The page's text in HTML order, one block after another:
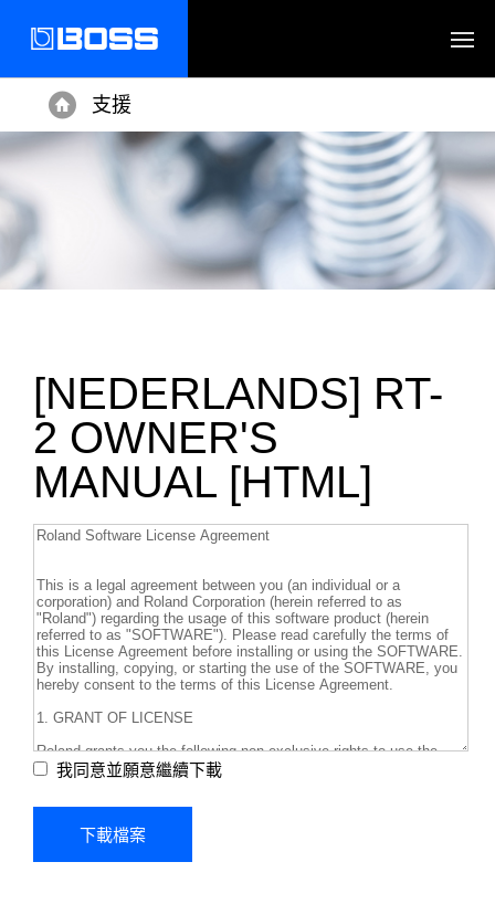
Home
支援
[NEDERLANDS] RT-
2 OWNER'S
MANUAL [HTML]
我同意並願意繼續下載